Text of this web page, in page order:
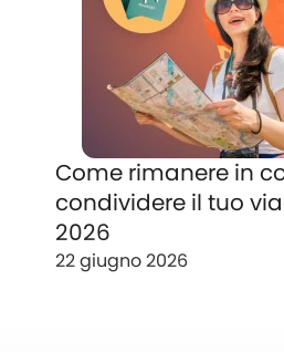
Come rimanere in
condividere il tuo
2026
22 giugno 2026